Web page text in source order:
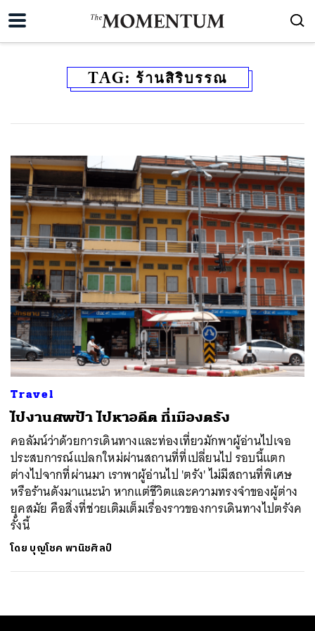
TAG: ร้านสิริบรรณ
Travel
ไปงานศพป้า ไปหาอดีต ที่เมืองตรัง
คอลัมน์ว่าด้วยการเดินทางและท่องเที่ยวมักพาผู้อ่านไปเจอ
ประสบการณ์แปลกใหม่ผ่านสถานที่ที่เปลี่ยนไป รอบนี้แตก
ต่างไปจากที่ผ่านมา เราพาผู้อ่านไป 'ตรัง' ไม่มีสถานที่พิเศษ
หรือร้านดังมาแนะนำ หากแต่ชีวิตและความทรงจำของผู้ต่าง
ยุคสมัย คือสิ่งที่ช่วยเติมเต็มเรื่องราวของการเดินทางไปตรังค
รั้งนี้
โดย บุญโชค พานิชศิลป์
ค้นหา
SHARE TWEET LINE EMAIL